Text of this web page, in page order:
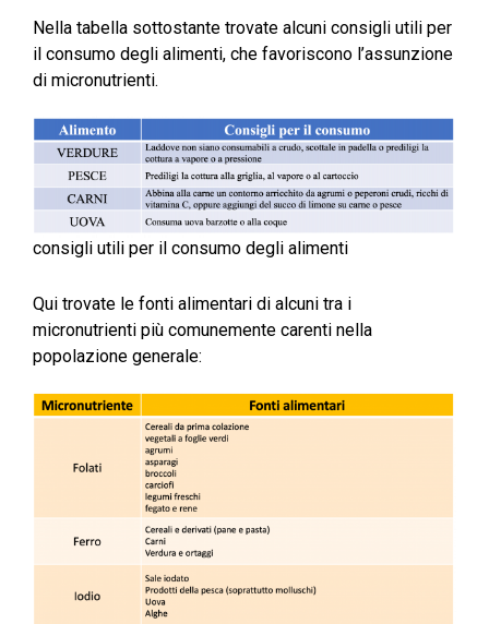
Nella tabella sottostante trovate alcuni consigli utili per
il consumo degli alimenti, che favoriscono l’assunzione
di micronutrienti.
consigli utili per il consumo degli alimenti
Qui trovate le fonti alimentari di alcuni tra i
micronutrienti più comunemente carenti nella
popolazione generale: